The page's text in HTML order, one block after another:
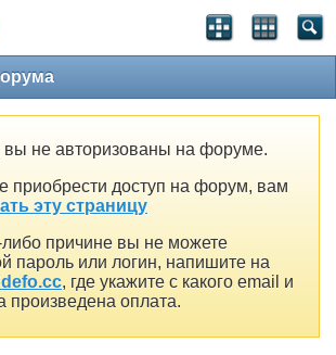
вы не авторизованы на форуме.
приобрести доступ на форум, вам
эту страницу
либо причине вы не можете
пароль или логин, напишите на
, где укажите с какого email и
произведена оплата.